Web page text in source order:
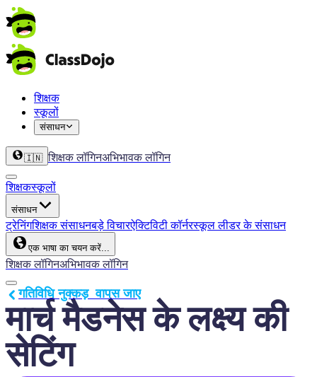
शिक्षक
स्कूलों
संसाधन
🇮🇳 शिक्षक लॉगिनअभिभावक लॉगिन
शिक्षकस्कूलों
संसाधन
ट्रेनिंगशिक्षक संसाधनबड़े विचारऐक्टिविटी कॉर्नरस्कूल लीडर के संसाधन
एक भाषा का चयन करें...
शिक्षक लॉगिनअभिभावक लॉगिन
मार्च मैडनेस के लक्ष्य की
सेटिंग
गतिविधि नुक्कड़  वापस जाए